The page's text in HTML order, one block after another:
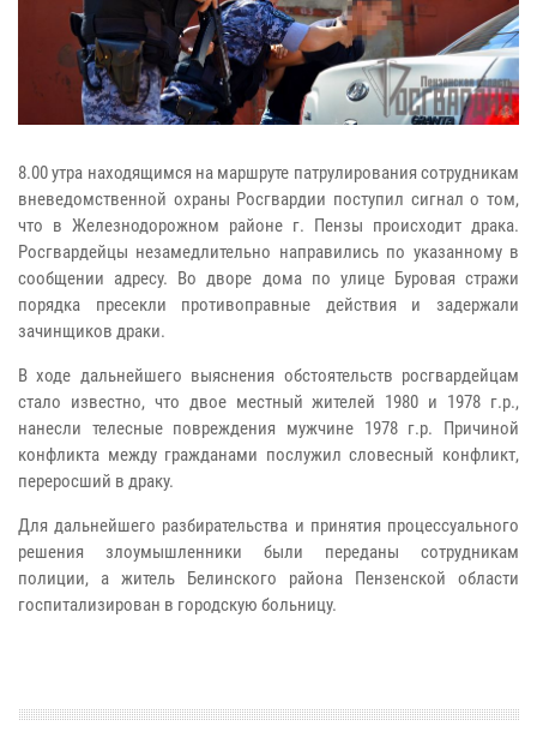
8.00 утра находящимся на маршруте патрулирования сотрудникам
вневедомственной охраны Росгвардии поступил сигнал о том,
что в Железнодорожном районе г. Пензы происходит драка.
Росгвардейцы незамедлительно направились по указанному в
сообщении адресу. Во дворе дома по улице Буровая стражи
порядка пресекли противоправные действия и задержали
зачинщиков драки.
В ходе дальнейшего выяснения обстоятельств росгвардейцам
стало известно, что двое местный жителей 1980 и 1978 г.р.,
нанесли телесные повреждения мужчине 1978 г.р. Причиной
конфликта между гражданами послужил словесный конфликт,
переросший в драку.
Для дальнейшего разбирательства и принятия процессуального
решения злоумышленники были переданы сотрудникам
полиции, а житель Белинского района Пензенской области
госпитализирован в городскую больницу.